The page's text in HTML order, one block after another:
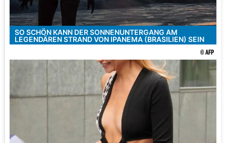
SO SCHÖN KANN DER SONNENUNTERGANG AM
LEGENDÄREN STRAND VON IPANEMA (BRASILIEN) SEIN
© AFP